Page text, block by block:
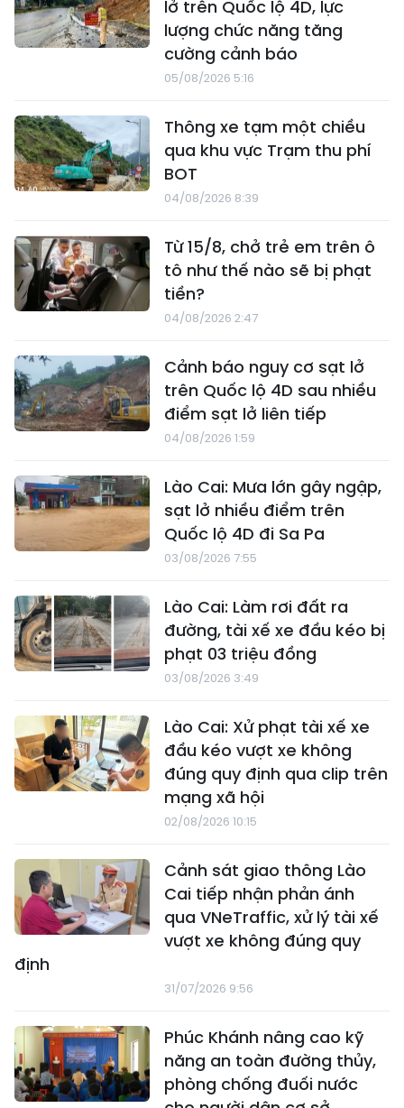
lở trên Quốc lộ 4D, lực
lượng chức năng tăng
cường cảnh báo
05/08/2026 5:16
Thông xe tạm một chiều
qua khu vực Trạm thu phí
BOT
04/08/2026 8:39
Từ 15/8, chở trẻ em trên ô
tô như thế nào sẽ bị phạt
tiền?
04/08/2026 2:47
Cảnh báo nguy cơ sạt lở
trên Quốc lộ 4D sau nhiều
điểm sạt lở liên tiếp
04/08/2026 1:59
Lào Cai: Mưa lớn gây ngập,
sạt lở nhiều điểm trên
Quốc lộ 4D đi Sa Pa
03/08/2026 7:55
Lào Cai: Làm rơi đất ra
đường, tài xế xe đầu kéo bị
phạt 03 triệu đồng
03/08/2026 3:49
Lào Cai: Xử phạt tài xế xe
đầu kéo vượt xe không
đúng quy định qua clip trên
mạng xã hội
02/08/2026 10:15
Cảnh sát giao thông Lào
Cai tiếp nhận phản ánh
qua VNeTraffic, xử lý tài xế
vượt xe không đúng quy
định
31/07/2026 9:56
Phúc Khánh nâng cao kỹ
năng an toàn đường thủy,
phòng chống đuối nước